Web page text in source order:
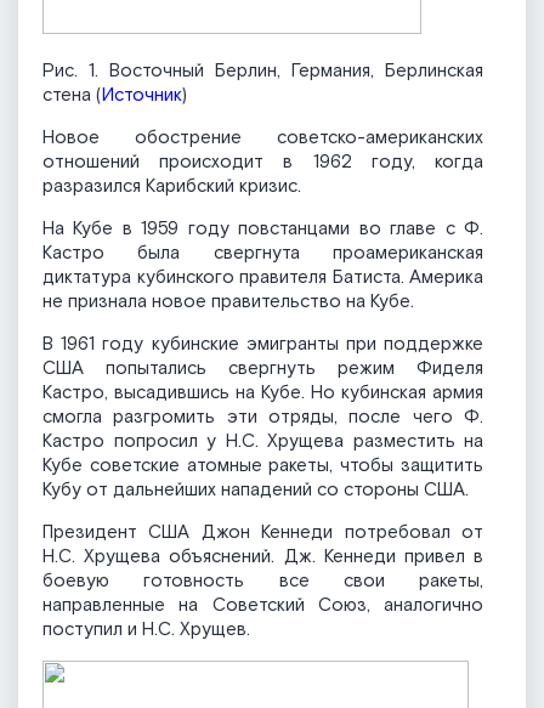
Рис. 1. Восточный Берлин, Германия, Берлинская
стена (Источник)
Новое обострение советско-американских
отношений происходит в 1962 году, когда
разразился Карибский кризис.
На Кубе в 1959 году повстанцами во главе с Ф.
Кастро была свергнута проамериканская
диктатура кубинского правителя Батиста. Америка
не признала новое правительство на Кубе.
В 1961 году кубинские эмигранты при поддержке
США попытались свергнуть режим Фиделя
Кастро, высадившись на Кубе. Но кубинская армия
смогла разгромить эти отряды, после чего Ф.
Кастро попросил у Н.С. Хрущева разместить на
Кубе советские атомные ракеты, чтобы защитить
Кубу от дальнейших нападений со стороны США.
Президент США Джон Кеннеди потребовал от
Н.С. Хрущева объяснений. Дж. Кеннеди привел в
боевую готовность все свои ракеты,
направленные на Советский Союз, аналогично
поступил и Н.С. Хрущев.